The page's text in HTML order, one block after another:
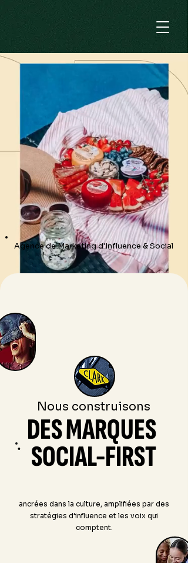
Agence de Marketing d'Influence & Social
Nous construisons
DES MARQUES
SOCIAL-FIRST
ancrées dans la culture, amplifiées par des
stratégies d’influence et les voix qui
comptent.